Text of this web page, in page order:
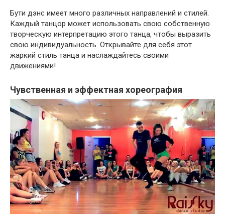
Бути дэнс имеет много различных направлений и стилей.
Каждый танцор может использовать свою собственную
творческую интерпретацию этого танца, чтобы выразить
свою индивидуальность. Открывайте для себя этот
жаркий стиль танца и наслаждайтесь своими
движениями!
Чувственная и эффектная хореография